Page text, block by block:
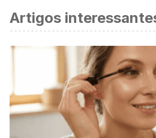
Artigos